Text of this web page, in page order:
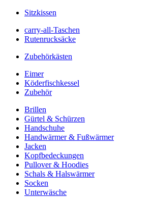
Sitzkissen
carry-all-Taschen
Rutenrucksäcke
Zubehörkästen
Eimer
Köderfischkessel
Zubehör
Brillen
Gürtel & Schürzen
Handschuhe
Handwärmer & Fußwärmer
Jacken
Kopfbedeckungen
Pullover & Hoodies
Schals & Halswärmer
Socken
Unterwäsche